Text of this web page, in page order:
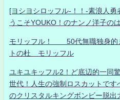
[ヨシヨシロッフル-！！-素浪人勇
うこそYOUKO！のナンノ洋子の
モリッフル！ 50代無職独身的
トの杜 モリッフル
ユキユキッフル2！ど底辺的一同
世代！人生の強制ロスカットで
のクリスタルキングボンビー脱出